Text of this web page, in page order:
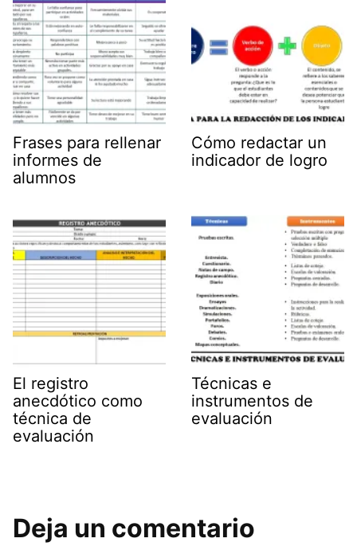
Frases para rellenar
informes de
alumnos
Cómo redactar un
indicador de logro
El registro
anecdótico como
técnica de
evaluación
Técnicas e
instrumentos de
evaluación
Deja un comentario